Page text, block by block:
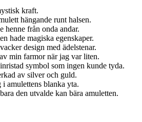
kraft.
hängande runt halsen.
henne från onda andar.
hade magiska egenskaper.
design med ädelstenar.
min farmor när jag var liten.
symbol som ingen kunde tyda.
av silver och guld.
i amulettens blanka yta.
den utvalde kan bära amuletten.